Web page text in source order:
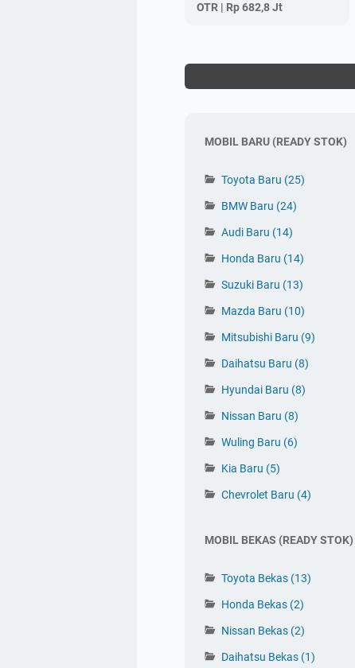
OTR | Rp 682,8 Jt
Tinggalkan Komentar 👇
MOBIL BARU (READY STOK)
Toyota Baru (25)
BMW Baru (24)
Audi Baru (14)
Honda Baru (14)
Suzuki Baru (13)
Mazda Baru (10)
Mitsubishi Baru (9)
Daihatsu Baru (8)
Hyundai Baru (8)
Nissan Baru (8)
Wuling Baru (6)
Kia Baru (5)
Chevrolet Baru (4)
MOBIL BEKAS (READY STOK)
Toyota Bekas (13)
Honda Bekas (2)
Nissan Bekas (2)
Daihatsu Bekas (1)